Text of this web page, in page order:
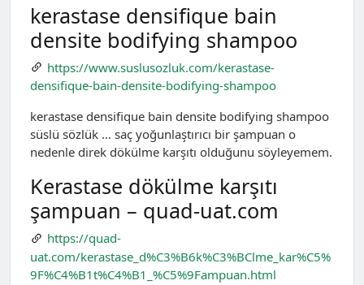
kerastase densifique bain
densite bodifying shampoo
https://www.suslusozluk.com/kerastase-
densifique-bain-densite-bodifying-shampoo
kerastase densifique bain densite bodifying shampoo
süslü sözlük … saç yoğunlaştırıcı bir şampuan o
nedenle direk dökülme karşıtı olduğunu söyleyemem.
Kerastase dökülme karşıtı
şampuan – quad-uat.com
https://quad-
uat.com/kerastase_d%C3%B6k%C3%BClme_kar%C5%
9F%C4%B1t%C4%B1_%C5%9Fampuan.html